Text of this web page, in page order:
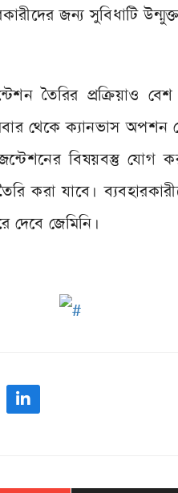
জন্য সুবিধাটি
তৈরির প্রক্রিয়াও
থেকে ক্যানভাস অপশন
বিষয়বস্তু
করা যাবে।
দেবে জেমিনি।